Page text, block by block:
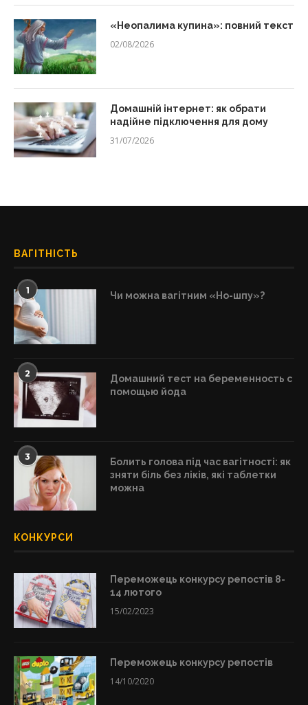
«Неопалима купина»: повний текст
02/08/2026
Домашній інтернет: як обрати
надійне підключення для дому
31/07/2026
ВАГІТНІСТЬ
1 Чи можна вагітним «Но-шпу»?
2
Домашний тест на беременность с
помощью йода
3
Болить голова під час вагітності: як
зняти біль без ліків, які таблетки
можна
КОНКУРСИ
Переможець конкурсу репостів 8-
14 лютого
15/02/2023
Переможець конкурсу репостів
14/10/2020